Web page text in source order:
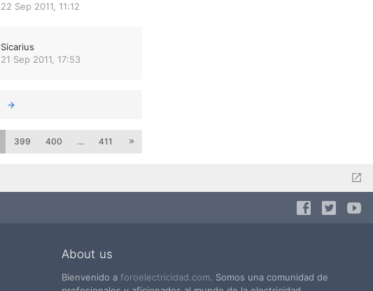
22 Sep 2011, 11:12
Sicarius
21 Sep 2011, 17:53
399 400 … 411
About us
Bienvenido a foroelectricidad.com. Somos una comunidad de